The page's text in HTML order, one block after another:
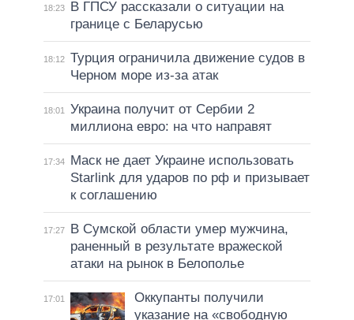
18:23
В ГПСУ рассказали о ситуации на
границе с Беларусью
18:12 Турция ограничила движение судов в
Черном море из-за атак
18:01
Украина получит от Сербии 2
миллиона евро: на что направят
17:34
Маск не дает Украине использовать
Starlink для ударов по рф и призывает
к соглашению
17:27
В Сумской области умер мужчина,
раненный в результате вражеской
атаки на рынок в Белополье
17:01
Оккупанты получили
указание на «свободную